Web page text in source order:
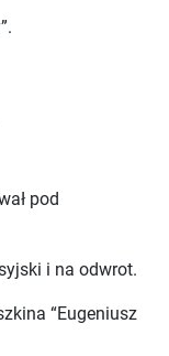
pod
i na odwrot.
“Eugeniusz